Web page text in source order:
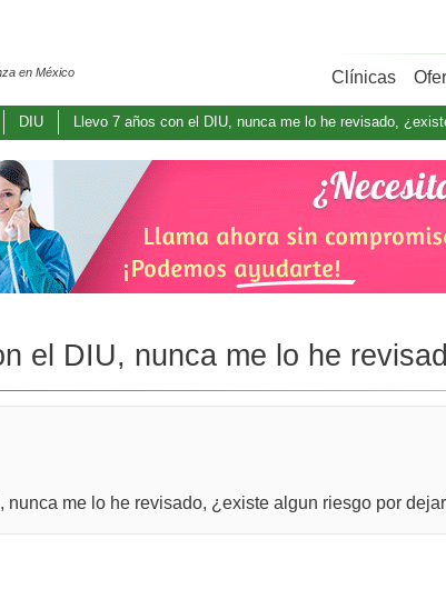
en México Clínicas
DIU Llevo 7 años con el DIU, nunca me lo he revisado,
el DIU, nunca me lo he
nunca me lo he revisado, ¿existe algun riesgo por